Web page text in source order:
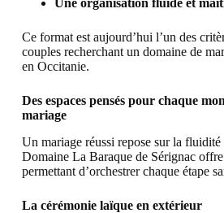
Une organisation fluide et
Ce format est aujourd’hui l’un des
couples recherchant un domaine de
en Occitanie.
Des espaces pensés pour chaque
mariage
Un mariage réussi repose sur la
Domaine La Baraque de Sérignac offre
permettant d’orchestrer chaque étape
La cérémonie laïque en extérieur